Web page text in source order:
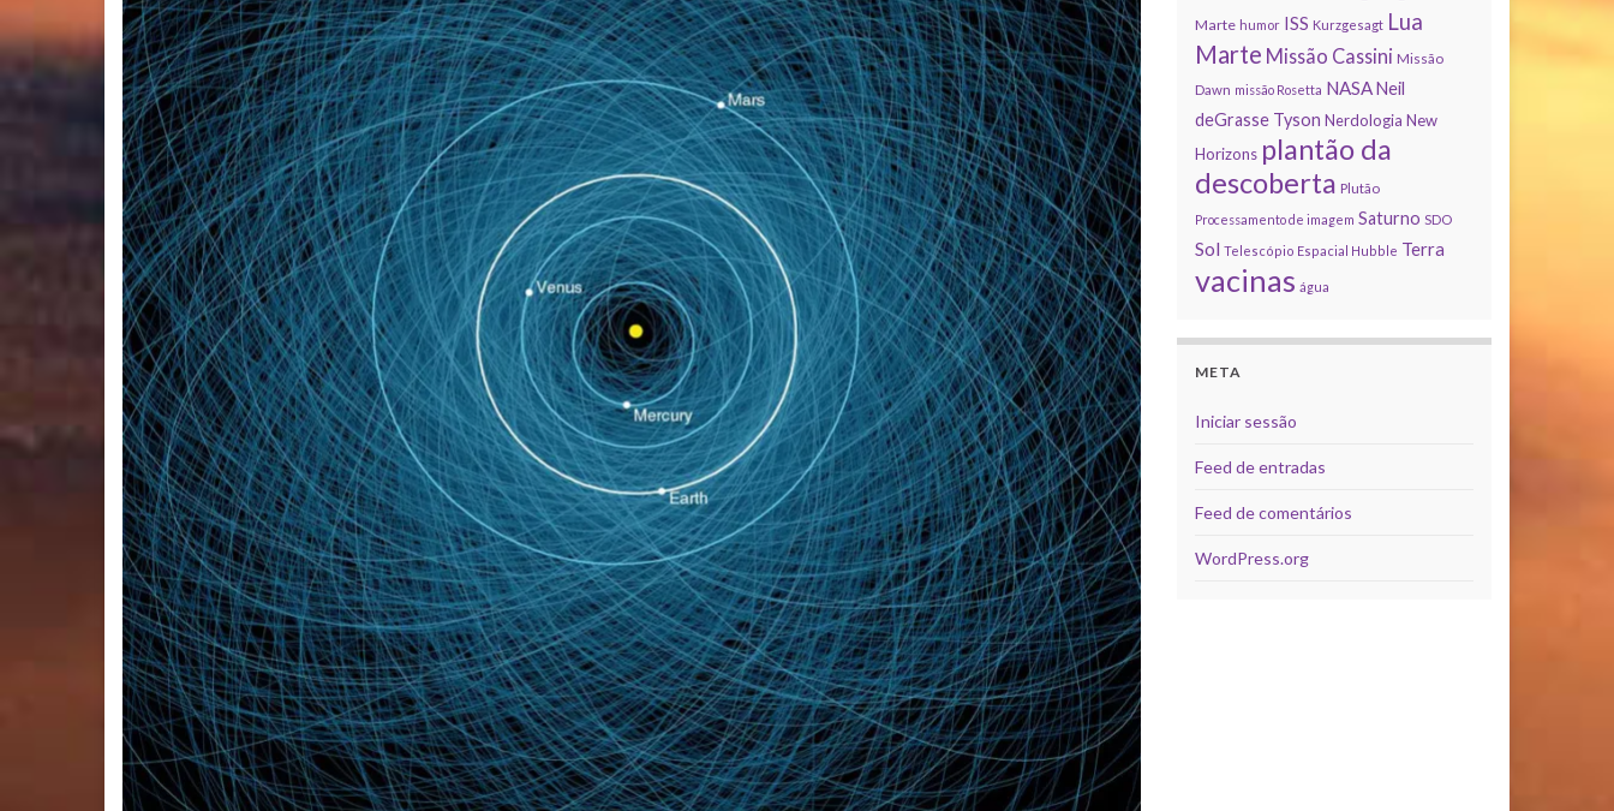
Marte humor ISS Kurzgesagt Lua
Marte Missão Cassini Missão
Dawn missão Rosetta NASA Neil
deGrasse Tyson Nerdologia New
Horizons plantão da
descoberta Plutão
Processamento de imagem Saturno SDO
Sol Telescópio Espacial Hubble Terra
vacinas água
META
Iniciar sessão
Feed de entradas
Feed de comentários
WordPress.org